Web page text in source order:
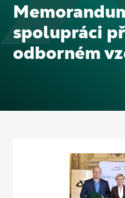
spolupráci
odborném